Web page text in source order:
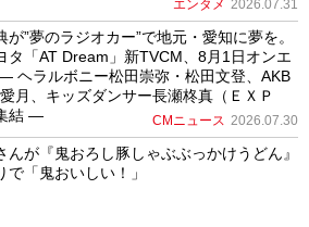
エンタメ 2026.07.31
が”夢のラジオカー”で地元・愛知に夢を。
タ「AT Dream」新TVCM、8月1日オンエ
ヘラルボニー松田崇弥・松田文登、AKB
月、キッズダンサー長瀬柊真（ＥＸＰ
結 ―
CMニュース 2026.07.30
んが『鬼おろし豚しゃぶぶっかけうどん』
で「鬼おいしい！」